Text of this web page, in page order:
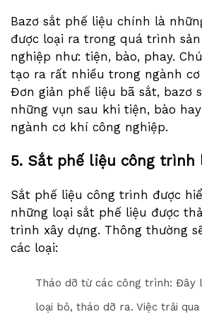
Bazơ sắt phế liệu chính là
được loại ra trong quá trình
nghiệp như: tiện, bào, phay.
tạo ra rất nhiều trong ngành
Đơn giản phế liệu bã sắt, bazơ
những vụn sau khi tiện, bào
ngành cơ khí công nghiệp.
5. Sắt phế liệu công trình
Sắt phế liệu công trình được
những loại sắt phế liệu được
trình xây dựng. Thông thường
các loại:
Tháo dỡ từ các công trình: Đây
loại bỏ, tháo dỡ ra. Việc trải